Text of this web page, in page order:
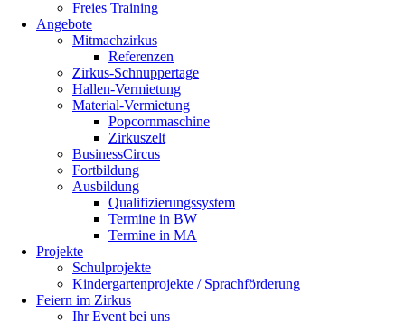
Freies Training
Angebote
Mitmachzirkus
Referenzen
Zirkus-Schnuppertage
Hallen-Vermietung
Material-Vermietung
Popcornmaschine
Zirkuszelt
BusinessCircus
Fortbildung
Ausbildung
Qualifizierungssystem
Termine in BW
Termine in MA
Projekte
Schulprojekte
Kindergartenprojekte / Sprachförderung
Feiern im Zirkus
Ihr Event bei uns